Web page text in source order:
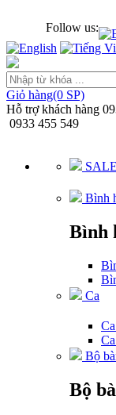
Follow us:
Giỏ hàng(0 SP)
Hỗ trợ khách hàng
0933 455 549
Bình
Bình
Ca
Bộ
Bộ